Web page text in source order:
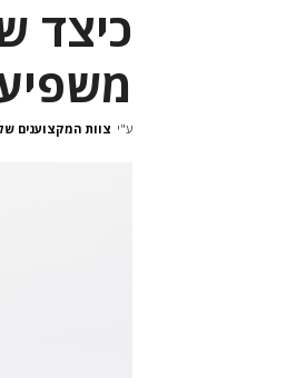
כיצד
ע"י צוות המקצוענים של